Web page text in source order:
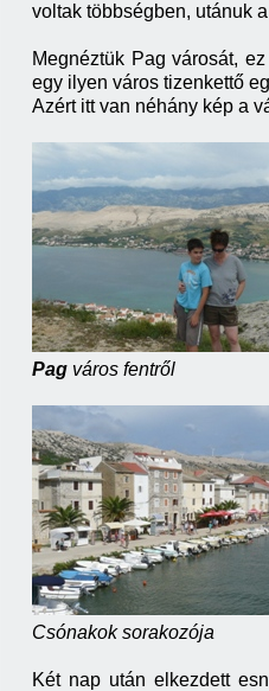
voltak többségben, utánuk
Megnéztük Pag városát,
egy ilyen város tizenkettő
Azért itt van néhány kép a
Pag város fentről
Csónakok
Két nap után elkezdett